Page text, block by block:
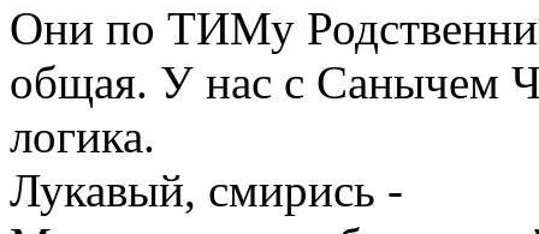
Они по ТИМу
общая. У нас с Санычем
логика.
Лукавый, смирись -